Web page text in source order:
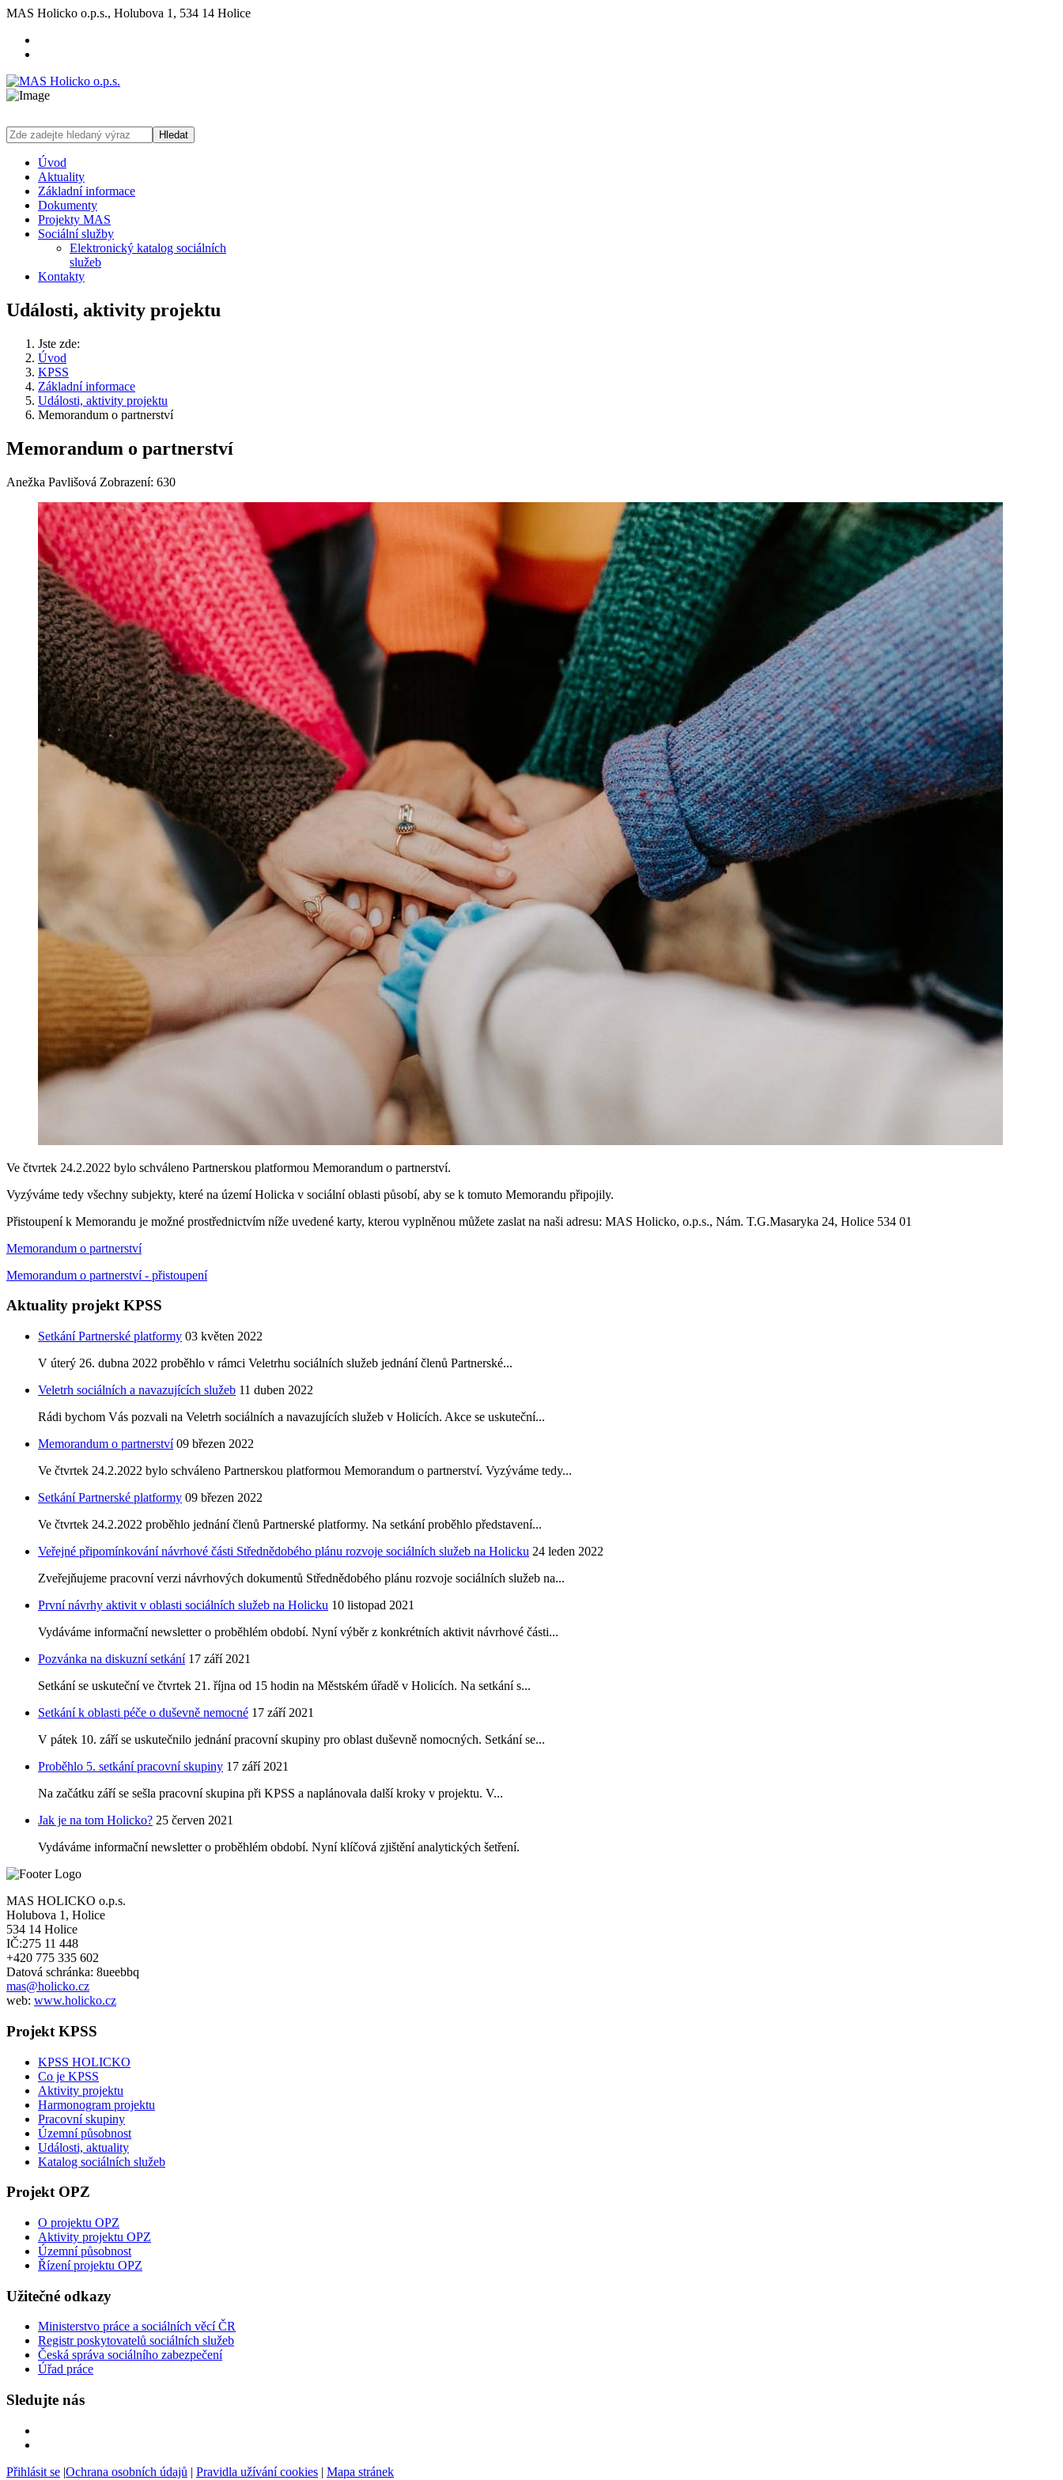
MAS Holicko o.p.s., Holubova 1, 534 14 Holice
Hledat
Úvod
Aktuality
Základní informace
Dokumenty
Projekty MAS
Sociální služby
Elektronický katalog sociálních
služeb
Kontakty
Události, aktivity projektu
Jste zde:
Úvod
KPSS
Základní informace
Události, aktivity projektu
Memorandum o partnerství
Memorandum o partnerství
Anežka Pavlišová Zobrazení: 630
Ve čtvrtek 24.2.2022 bylo schváleno Partnerskou platformou Memorandum o partnerství.
Vyzýváme tedy všechny subjekty, které na území Holicka v sociální oblasti působí, aby se k tomuto Memorandu připojily.
Přistoupení k Memorandu je možné prostřednictvím níže uvedené karty, kterou vyplněnou můžete zaslat na naši adresu: MAS Holicko, o.p.s., Nám. T.G.Masaryka 24, Holice 534 01
Memorandum o partnerství
Memorandum o partnerství - přistoupení
Aktuality projekt KPSS
Setkání Partnerské platformy 03 květen 2022
V úterý 26. dubna 2022 proběhlo v rámci Veletrhu sociálních služeb jednání členů Partnerské...
Veletrh sociálních a navazujících služeb 11 duben 2022
Rádi bychom Vás pozvali na Veletrh sociálních a navazujících služeb v Holicích. Akce se uskuteční...
Memorandum o partnerství 09 březen 2022
Ve čtvrtek 24.2.2022 bylo schváleno Partnerskou platformou Memorandum o partnerství. Vyzýváme tedy...
Setkání Partnerské platformy 09 březen 2022
Ve čtvrtek 24.2.2022 proběhlo jednání členů Partnerské platformy. Na setkání proběhlo představení...
Veřejné připomínkování návrhové části Střednědobého plánu rozvoje sociálních služeb na Holicku 24 leden 2022
Zveřejňujeme pracovní verzi návrhových dokumentů Střednědobého plánu rozvoje sociálních služeb na...
První návrhy aktivit v oblasti sociálních služeb na Holicku 10 listopad 2021
Vydáváme informační newsletter o proběhlém období. Nyní výběr z konkrétních aktivit návrhové části...
Pozvánka na diskuzní setkání 17 září 2021
Setkání se uskuteční ve čtvrtek 21. října od 15 hodin na Městském úřadě v Holicích. Na setkání s...
Setkání k oblasti péče o duševně nemocné 17 září 2021
V pátek 10. září se uskutečnilo jednání pracovní skupiny pro oblast duševně nomocných. Setkání se...
Proběhlo 5. setkání pracovní skupiny 17 září 2021
Na začátku září se sešla pracovní skupina při KPSS a naplánovala další kroky v projektu. V...
Jak je na tom Holicko? 25 červen 2021
Vydáváme informační newsletter o proběhlém období. Nyní klíčová zjištění analytických šetření.
MAS HOLICKO o.p.s.
Holubova 1, Holice
534 14 Holice
IČ:275 11 448
+420 775 335 602
Datová schránka: 8ueebbq
mas@holicko.cz
web: www.holicko.cz
Projekt KPSS
KPSS HOLICKO
Co je KPSS
Aktivity projektu
Harmonogram projektu
Pracovní skupiny
Územní působnost
Události, aktuality
Katalog sociálních služeb
Projekt OPZ
O projektu OPZ
Aktivity projektu OPZ
Územní působnost
Řízení projektu OPZ
Užitečné odkazy
Ministerstvo práce a sociálních věcí ČR
Registr poskytovatelů sociálních služeb
Česká správa sociálního zabezpečení
Úřad práce
Sledujte nás
Přihlásit se |Ochrana osobních údajů | Pravidla užívání cookies | Mapa stránek